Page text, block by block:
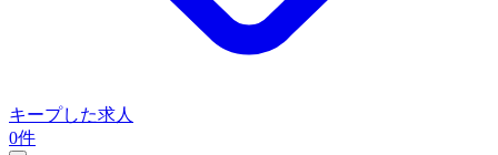
キープした求人
0件